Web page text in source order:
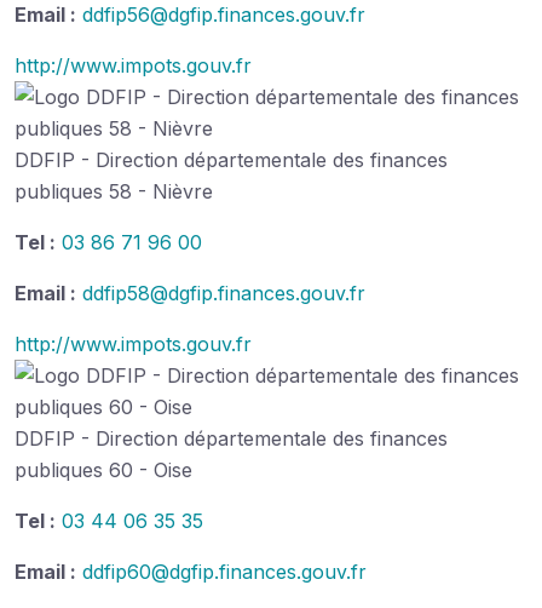
Email : ddfip56@dgfip.finances.gouv.fr
http://www.impots.gouv.fr
DDFIP - Direction départementale des finances
publiques 58 - Nièvre
Tel : 03 86 71 96 00
Email : ddfip58@dgfip.finances.gouv.fr
http://www.impots.gouv.fr
DDFIP - Direction départementale des finances
publiques 60 - Oise
Tel : 03 44 06 35 35
Email : ddfip60@dgfip.finances.gouv.fr